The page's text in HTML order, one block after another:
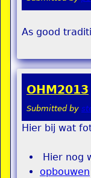
As good
OHM2013
Submitted by
Hier bij wat
Hier nog
opbouwen